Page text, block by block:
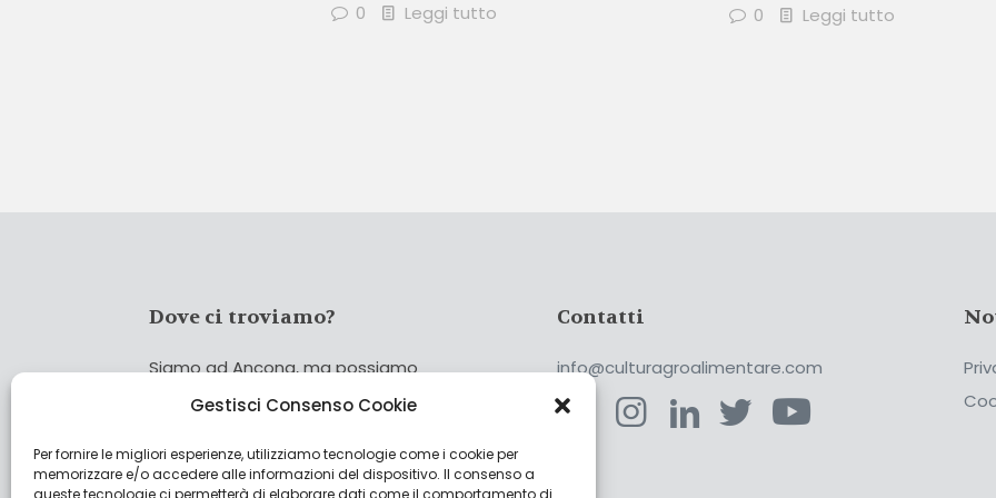
Gestisci Consenso Cookie
Per fornire le migliori esperienze, utilizziamo tecnologie come i cookie per
memorizzare e/o accedere alle informazioni del dispositivo. Il consenso a
queste tecnologie ci permetterà di elaborare dati come il comportamento di
0 Leggi tutto 0 Leggi tutto
Dove ci troviamo?
Siamo ad Ancona, ma possiamo
coprire tutta Italia!
Cerca
Cerca
Contatti
info@culturagroalimentare.com